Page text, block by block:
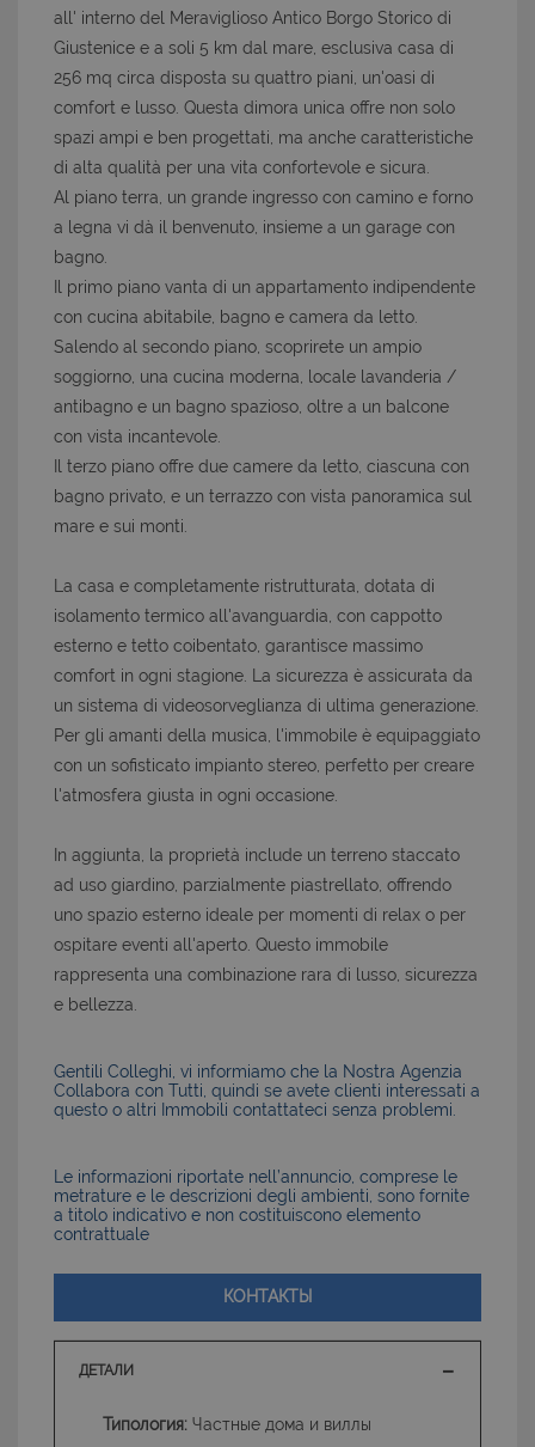
all' interno del Meraviglioso Antico Borgo Storico di
Giustenice e a soli 5 km dal mare, esclusiva casa di
256 mq circa disposta su quattro piani, un'oasi di
comfort e lusso. Questa dimora unica offre non solo
spazi ampi e ben progettati, ma anche caratteristiche
di alta qualità per una vita confortevole e sicura.
Al piano terra, un grande ingresso con camino e forno
a legna vi dà il benvenuto, insieme a un garage con
bagno.
Il primo piano vanta di un appartamento indipendente
con cucina abitabile, bagno e camera da letto.
Salendo al secondo piano, scoprirete un ampio
soggiorno, una cucina moderna, locale lavanderia /
antibagno e un bagno spazioso, oltre a un balcone
con vista incantevole.
Il terzo piano offre due camere da letto, ciascuna con
bagno privato, e un terrazzo con vista panoramica sul
mare e sui monti.
La casa e completamente ristrutturata, dotata di
isolamento termico all'avanguardia, con cappotto
esterno e tetto coibentato, garantisce massimo
comfort in ogni stagione. La sicurezza è assicurata da
un sistema di videosorveglianza di ultima generazione.
Per gli amanti della musica, l'immobile è equipaggiato
con un sofisticato impianto stereo, perfetto per creare
l'atmosfera giusta in ogni occasione.
In aggiunta, la proprietà include un terreno staccato
ad uso giardino, parzialmente piastrellato, offrendo
uno spazio esterno ideale per momenti di relax o per
ospitare eventi all'aperto. Questo immobile
rappresenta una combinazione rara di lusso, sicurezza
e bellezza.
Gentili Colleghi, vi informiamo che la Nostra Agenzia
Collabora con Tutti, quindi se avete clienti interessati a
questo o altri Immobili contattateci senza problemi.
Le informazioni riportate nell’annuncio, comprese le
metrature e le descrizioni degli ambienti, sono fornite
a titolo indicativo e non costituiscono elemento
contrattuale
КОНТАКТЫ
ДЕТАЛИ
Типология: Частные дома и виллы